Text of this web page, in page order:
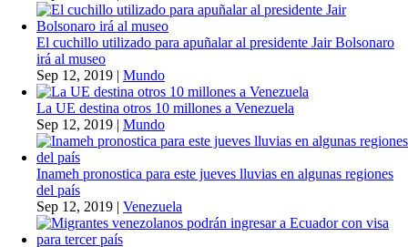
El cuchillo utilizado para apuñalar al presidente Jair Bolsonaro
irá al museo
Sep 12, 2019 | Mundo
La UE destina otros 10 millones a Venezuela
Sep 12, 2019 | Mundo
Inameh pronostica para este jueves lluvias en algunas regiones
del país
Sep 12, 2019 | Venezuela